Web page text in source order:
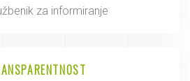
za informiranje